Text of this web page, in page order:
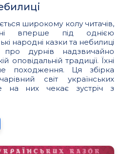
широкому колу читачів,
вперше під однією
народні казки та небилиці
дурнів надзвичайно
оповідальній традиції. Їхні
походження. Ця збірка
світ українських
на них чекає зустріч з